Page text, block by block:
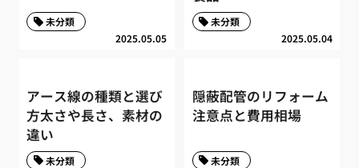
2025.05.05
未分類
2025.05.04
未分類
アース線の種類と選び
方太さや長さ、素材の
違い
未分類
隠蔽配管のリフォーム
注意点と費用相場
未分類